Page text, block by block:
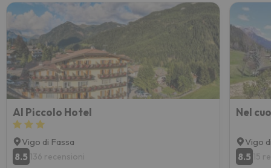
Al Piccolo Hotel
Vigo di Fassa
8.5 136 recensioni
Nel
Vigo
8.5 15